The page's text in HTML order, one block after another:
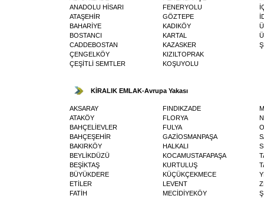
ANADOLU HİSARI
ATAŞEHİR
BAHARİYE
BOSTANCI
CADDEBOSTAN
ÇENGELKÖY
ÇEŞİTLİ SEMTLER
FENERYOLU
GÖZTEPE
KADIKÖY
KARTAL
KAZASKER
KIZILTOPRAK
KOŞUYOLU
KİRALIK EMLAK-Avrupa Yakası
AKSARAY
ATAKÖY
BAHÇELİEVLER
BAHÇEŞEHİR
BAKIRKÖY
BEYLİKDÜZÜ
BEŞİKTAŞ
BÜYÜKDERE
ETİLER
FATİH
FINDIKZADE
FLORYA
FULYA
GAZİOSMANPAŞA
HALKALI
KOCAMUSTAFAPAŞA
KURTULUŞ
KÜÇÜKÇEKMECE
LEVENT
MECİDİYEKÖY